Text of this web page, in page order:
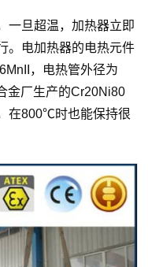
一旦超温，加热器立即
。电加热器的电热元件
，电热管外径为
金厂生产的Cr20Ni80
在800℃时也能保持很